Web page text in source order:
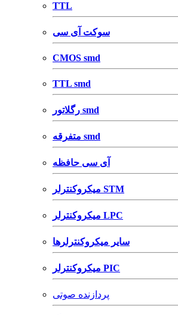
TTL
سوکت آی سی
CMOS smd
TTL smd
رگلاتور smd
متفرقه smd
آی سی حافظه
میکروکنترلر STM
میکروکنترلر LPC
سایر میکروکنترلرها
میکروکنترلر PIC
پردازنده صوتی